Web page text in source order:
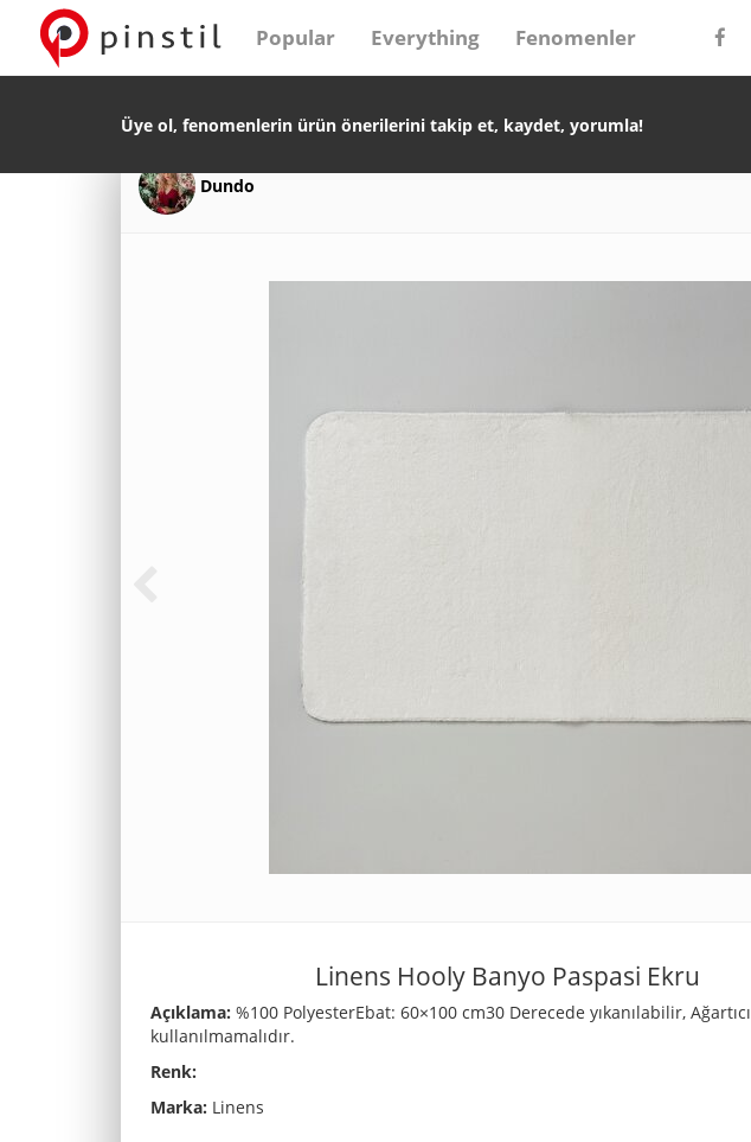
Popular Everything Fenomenler
Üye ol, fenomenlerin ürün önerilerini takip et, kaydet, yorumla!
Dundo
Linens Hooly Banyo Paspasi Ekru
Açıklama: %100 PolyesterEbat: 60×100 cm30 Derecede yıkanılabilir, Ağartıcı
kullanılmamalıdır.
Renk:
Marka: Linens